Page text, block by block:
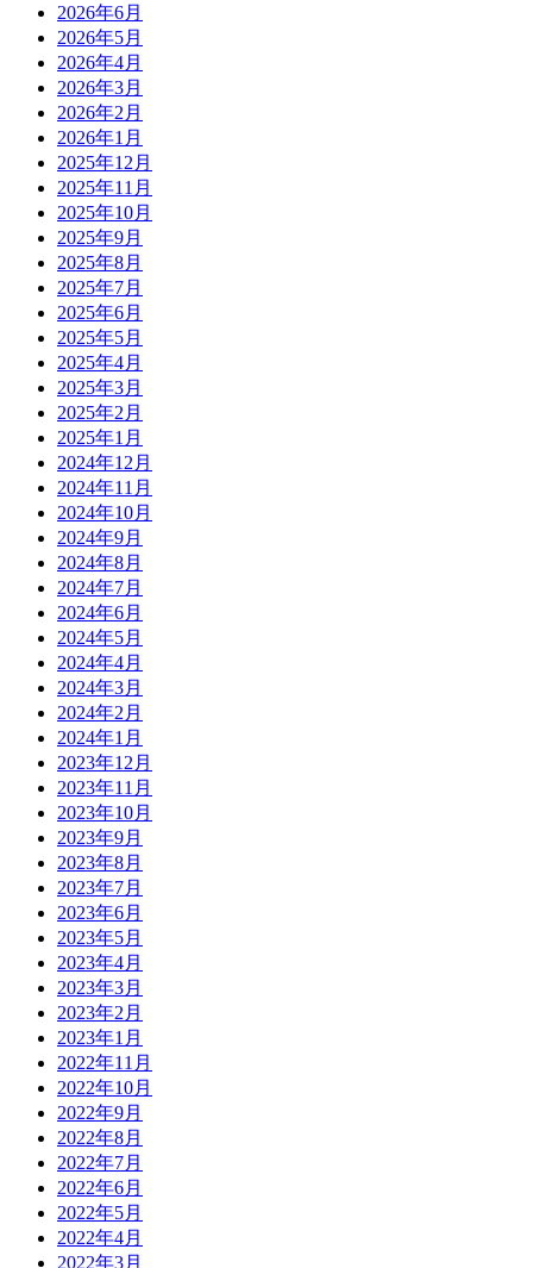
2026年6月
2026年5月
2026年4月
2026年3月
2026年2月
2026年1月
2025年12月
2025年11月
2025年10月
2025年9月
2025年8月
2025年7月
2025年6月
2025年5月
2025年4月
2025年3月
2025年2月
2025年1月
2024年12月
2024年11月
2024年10月
2024年9月
2024年8月
2024年7月
2024年6月
2024年5月
2024年4月
2024年3月
2024年2月
2024年1月
2023年12月
2023年11月
2023年10月
2023年9月
2023年8月
2023年7月
2023年6月
2023年5月
2023年4月
2023年3月
2023年2月
2023年1月
2022年11月
2022年10月
2022年9月
2022年8月
2022年7月
2022年6月
2022年5月
2022年4月
2022年3月